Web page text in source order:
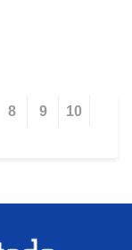
8 9 10